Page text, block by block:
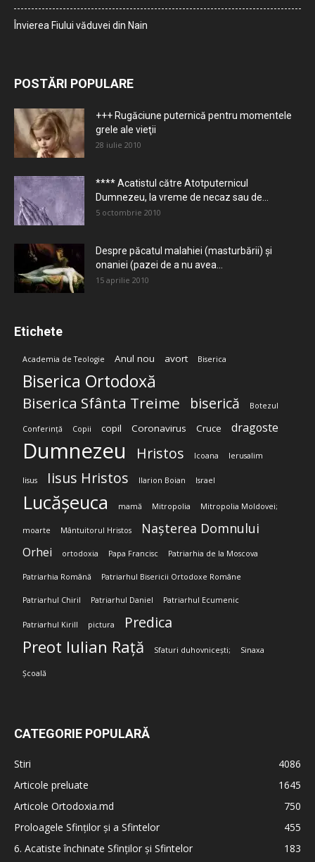
Învierea Fiului văduvei din Nain
POSTĂRI POPULARE
+++ Rugăciune puternică pentru momentele
grele ale vieţii
28 iulie 2010
**** Acatistul către Atotputernicul
Dumnezeu, la vreme de necaz sau de...
5 octombrie 2010
Despre păcatul malahiei (masturbării) şi
onaniei (pazei de a nu avea...
15 aprilie 2010
Etichete
Academia de Teologie Anul nou avort Biserica
Biserica Ortodoxă
Biserica Sfânta Treime biserică Botezul
Conferință Copii copil Coronavirus Cruce dragoste
Dumnezeu Hristos Icoana Ierusalim
Iisus Iisus Hristos Ilarion Boian Israel
Lucășeuca mamă Mitropolia Mitropolia Moldovei;
moarte Mântuitorul Hristos Nașterea Domnului
Orhei ortodoxia Papa Francisc Patriarhia de la Moscova
Patriarhia Română Patriarhul Bisericii Ortodoxe Române
Patriarhul Chiril Patriarhul Daniel Patriarhul Ecumenic
Patriarhul Kirill pictura Predica
Preot Iulian Rață Sfaturi duhovnicești; Sinaxa
Școală
CATEGORIE POPULARĂ
Stiri
4086
Articole preluate
1645
Articole Ortodoxia.md
750
Proloagele Sfinților și a Sfintelor
455
6. Acatiste închinate Sfinților și Sfintelor
183